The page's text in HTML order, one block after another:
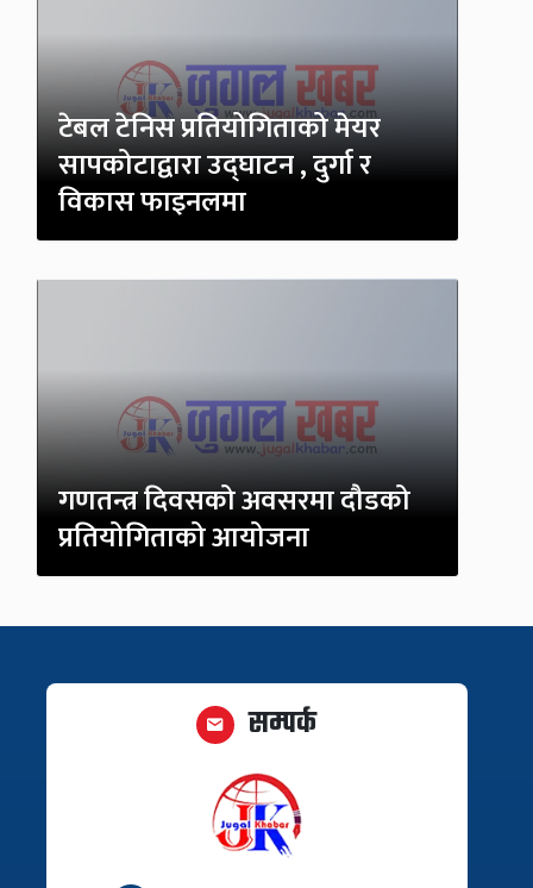
टेबल टेनिस प्रतियोगिताको मेयर
सापकोटाद्वारा उद्घाटन , दुर्गा र
विकास फाइनलमा
गणतन्त्र दिवसको अवसरमा दौडको
प्रतियोगिताको आयोजना
सम्पर्क